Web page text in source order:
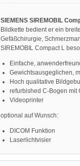
SIEMENS SIREMOBIL
Bildkette bedient er ein
Gefäßchirurgie,
SIREMOBIL Compact L
Einfache,
Gewichtsausgeglichen,
Hoch qualitative
refurbished C-Bogen mit
Videoprinter
optional auf Wunsch:
DICOM Funktion
Laserlichtvisier